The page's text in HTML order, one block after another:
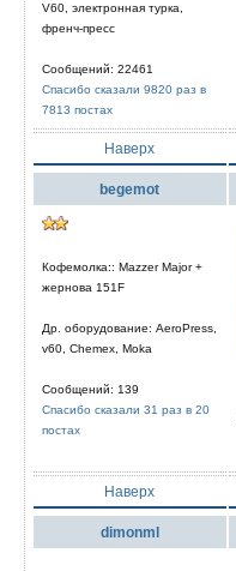
V60, электронная турка,
френч-пресс
Сообщений: 22461
Спасибо сказали 9820 раз в
7813 постах
Наверх
begemot
Кофемолка:: Mazzer Major +
жернова 151F
Др. оборудование: AeroPress,
v60, Chemex, Moka
Сообщений: 139
Спасибо сказали 31 раз в 20
постах
Наверх
dimonml